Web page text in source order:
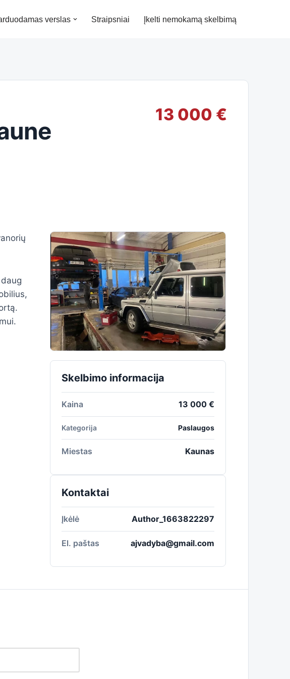
verslas Straipsniai Įkelti nemokamą skelbimą
13 000 €
Skelbimo informacija
Kaina 13 000 €
Kategorija Paslaugos
Miestas Kaunas
Kontaktai
Įkėlė Author_1663822297
El. paštas ajvadyba@gmail.com